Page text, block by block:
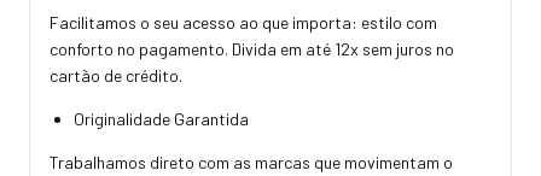
Facilitamos o seu acesso ao que importa: estilo com
conforto no pagamento. Divida em até 12x sem juros no
cartão de crédito.
Originalidade Garantida
Trabalhamos direto com as marcas que movimentam o